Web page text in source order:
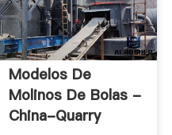
Modelos De
Molinos De Bolas -
China-Quarry